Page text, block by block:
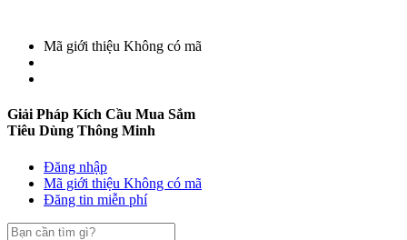
Mã giới thiệu Không có mã
Giải Pháp Kích Cầu Mua Sắm
Tiêu Dùng Thông Minh
Đăng nhập
Mã giới thiệu Không có mã
Đăng tin miễn phí